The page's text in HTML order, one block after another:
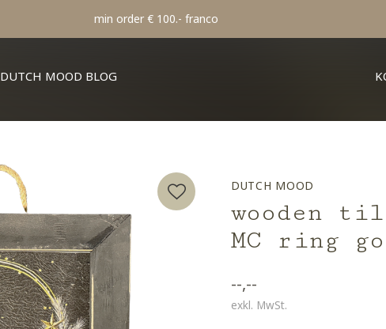
DUTCH MOOD BLOG
min order € 100.- franco
DUTCH MOOD
wooden
MC ring
--,--
exkl. MwSt.